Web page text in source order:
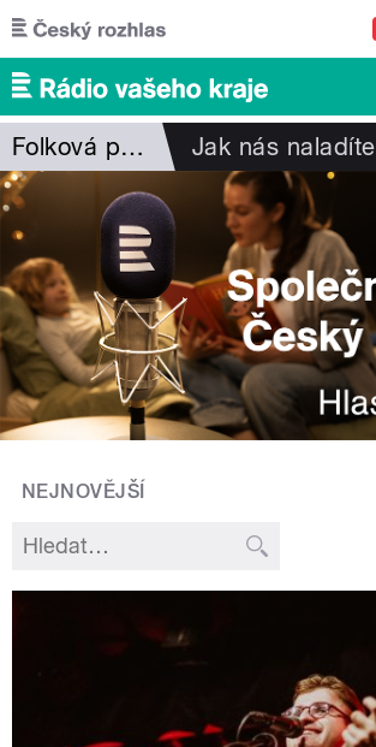
Přejít k hlavnímu obsahu
Folková pohlazení Jak nás naladíte
NEJNOVĚJŠÍ